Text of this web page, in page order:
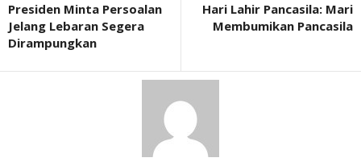
Presiden Minta Persoalan
Jelang Lebaran Segera
Dirampungkan
Hari Lahir Pancasila: Mari
Membumikan Pancasila